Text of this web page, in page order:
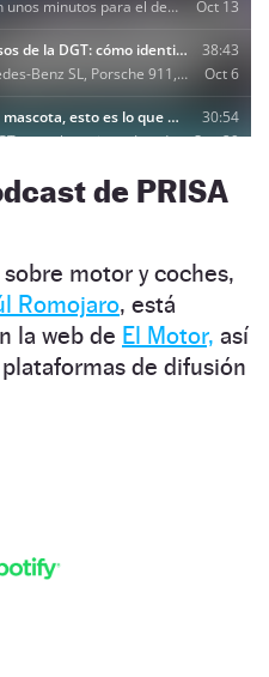
de PRISA
motor y coches,
Romojaro, está
la web de El Motor, así
de difusión